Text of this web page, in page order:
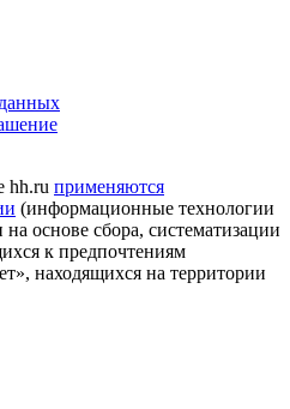
hh.ru применяются
(информационные технологии
основе сбора, систематизации
к предпочтениям
находящихся на территории